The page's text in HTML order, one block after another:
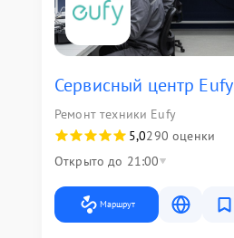
Сервисный центр Eufy
Ремонт техники Eufy
5,0290 оценки
Открыто до 21:00
Маршрут